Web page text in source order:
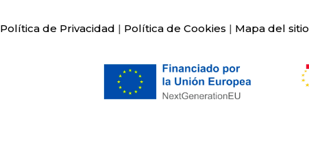
Política de Privacidad | Política de Cookies | Mapa del sitio